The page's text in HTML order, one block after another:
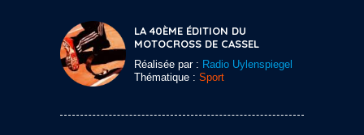
LA 40ÈME ÉDITION DU
MOTOCROSS DE CASSEL
Réalisée par : Radio Uylenspiegel
Thématique : Sport